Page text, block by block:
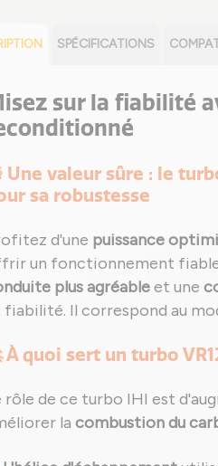
SPÉCIFICATIONS
sur la fiabilité
Une valeur sûre : le
sa robustesse
d'une puissance
un fonctionnement
plus agréableet une
Il correspond au
À quoi sert un turbo
rôle de ce turbo IHI est
la combustion du